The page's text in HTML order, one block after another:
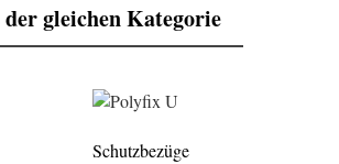
der gleichen Kategorie
Schutzbezüge